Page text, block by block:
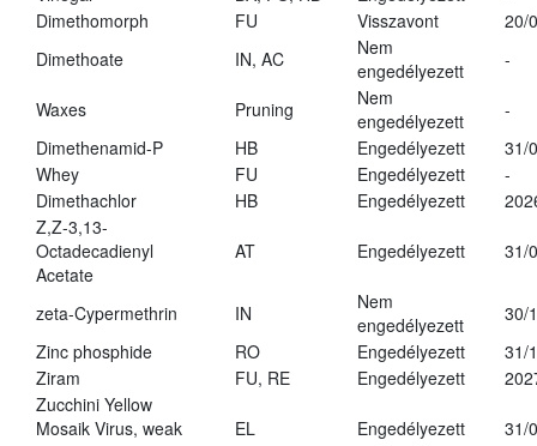
Dimethomorph
FU Visszavont
20/
Dimethoate
IN, AC
Nem
engedélyezett
-
Waxes Pruning
Nem
engedélyezett
-
Dimethenamid-P
HB Engedélyezett
31/
Whey
FU Engedélyezett
-
Dimethachlor
HB Engedélyezett
Z,Z-3,13-
Octadecadienyl
Acetate
AT Engedélyezett 31/
zeta-Cypermethrin IN
Nem
engedélyezett
30/
Zinc phosphide
RO Engedélyezett
31/
Ziram
FU, RE Engedélyezett
Zucchini Yellow
Mosaik Virus, weak
EL Engedélyezett 31/